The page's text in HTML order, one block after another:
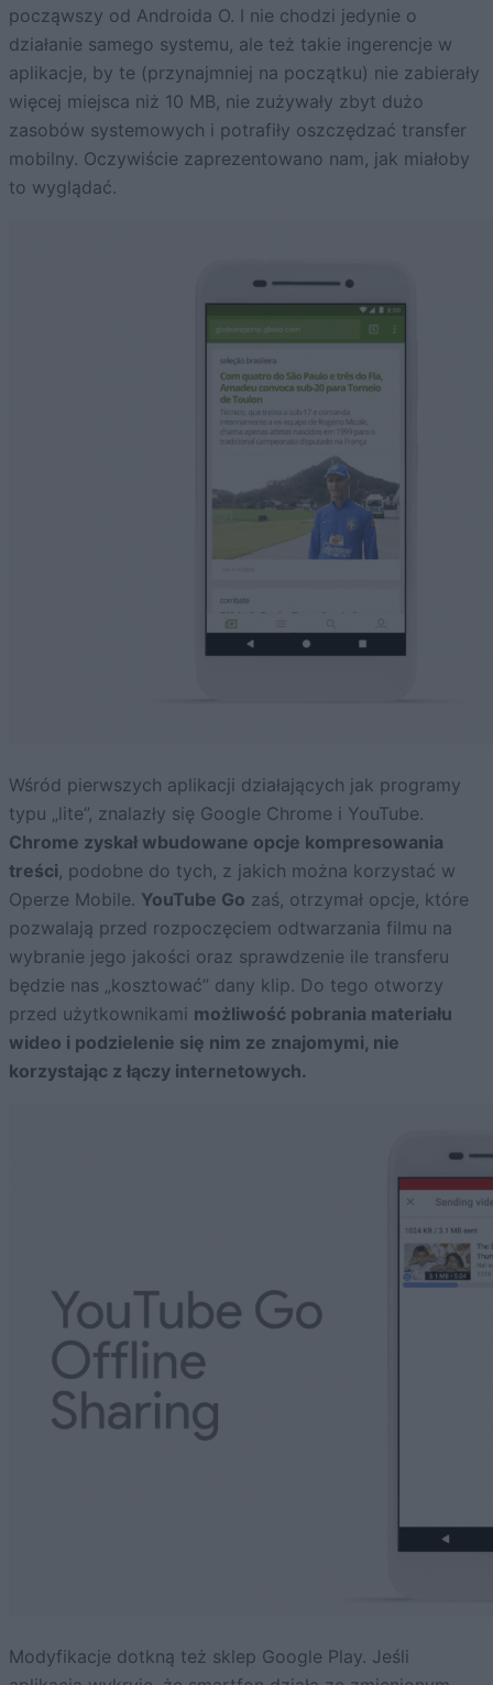
począwszy od Androida O. I nie chodzi jedynie o
działanie samego systemu, ale też takie ingerencje w
aplikacje, by te (przynajmniej na początku) nie zabierały
więcej miejsca niż 10 MB, nie zużywały zbyt dużo
zasobów systemowych i potrafiły oszczędzać transfer
mobilny. Oczywiście zaprezentowano nam, jak miałoby
to wyglądać.
Wśród pierwszych aplikacji działających jak programy
typu „lite”, znalazły się Google Chrome i YouTube.
Chrome zyskał wbudowane opcje kompresowania
treści, podobne do tych, z jakich można korzystać w
Operze Mobile. YouTube Go zaś, otrzymał opcje, które
pozwalają przed rozpoczęciem odtwarzania filmu na
wybranie jego jakości oraz sprawdzenie ile transferu
będzie nas „kosztować” dany klip. Do tego otworzy
przed użytkownikami możliwość pobrania materiału
wideo i podzielenie się nim ze znajomymi, nie
korzystając z łączy internetowych.
Modyfikacje dotkną też sklep Google Play. Jeśli